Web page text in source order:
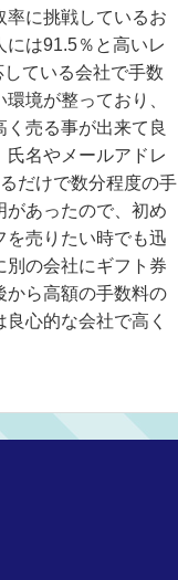
率に挑戦しているお
は91.5％と高いレ
ている会社で手数
境が整っており、
売る事が出来て良
名やメールアドレ
だけで数分程度の手
があったので、初め
を売りたい時でも迅
別の会社にギフト券
から高額の手数料の
心的な会社で高く